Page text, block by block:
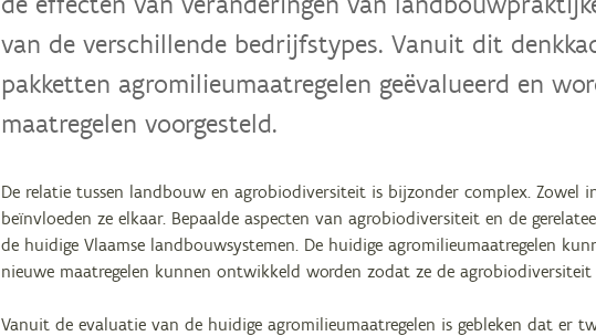
van de verschillende bedrijfstypes. Vanuit dit
pakketten agromilieumaatregelen geëvalueerd en
maatregelen voorgesteld.
De relatie tussen landbouw en agrobiodiversiteit is bijzonder complex. Zowel
beïnvloeden ze elkaar. Bepaalde aspecten van agrobiodiversiteit en de
de huidige Vlaamse landbouwsystemen. De huidige agromilieumaatregelen
nieuwe maatregelen kunnen ontwikkeld worden zodat ze de agrobiodiversiteit
Vanuit de evaluatie van de huidige agromilieumaatregelen is gebleken dat er